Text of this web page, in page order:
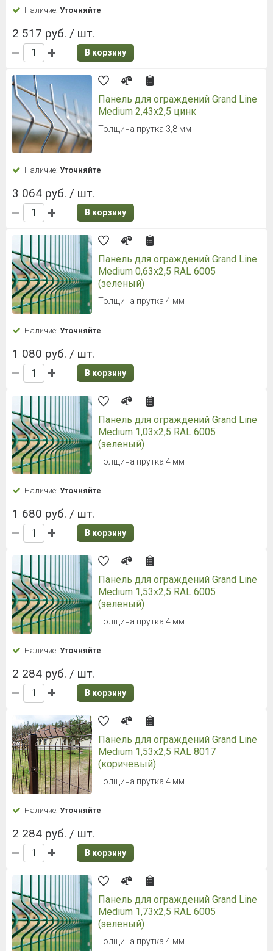
Наличие: Уточняйте
2 517 руб. / шт.
В корзину
Панель для ограждений Grand Line
Medium 2,43x2,5 цинк
Толщина прутка 3,8 мм
Наличие: Уточняйте
3 064 руб. / шт.
В корзину
Панель для ограждений Grand Line
Medium 0,63x2,5 RAL 6005
(зеленый)
Толщина прутка 4 мм
Наличие: Уточняйте
1 080 руб. / шт.
В корзину
Панель для ограждений Grand Line
Medium 1,03x2,5 RAL 6005
(зеленый)
Толщина прутка 4 мм
Наличие: Уточняйте
1 680 руб. / шт.
В корзину
Панель для ограждений Grand Line
Medium 1,53x2,5 RAL 6005
(зеленый)
Толщина прутка 4 мм
Наличие: Уточняйте
2 284 руб. / шт.
В корзину
Панель для ограждений Grand Line
Medium 1,53x2,5 RAL 8017
(коричевый)
Толщина прутка 4 мм
Наличие: Уточняйте
2 284 руб. / шт.
В корзину
Панель для ограждений Grand Line
Medium 1,73x2,5 RAL 6005
(зеленый)
Толщина прутка 4 мм